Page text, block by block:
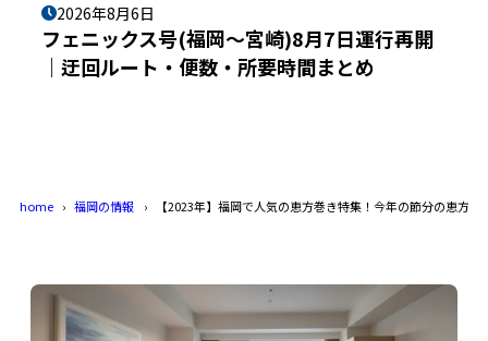
2026年8月6日
フェニックス号(福岡〜宮崎)8月7日運行再開
｜迂回ルート・便数・所要時間まとめ
home 福岡の情報 【2023年】福岡で人気の恵方巻き特集！今年の節分の恵方